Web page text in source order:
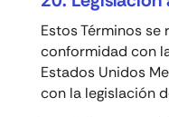
Estos Términos
conformidad con
Estados Unidos
con la legislación